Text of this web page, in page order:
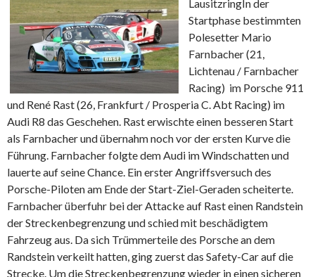
LausitzringIn der
Startphase bestimmten
Polesetter Mario
Farnbacher (21,
Lichtenau / Farnbacher
Racing) im Porsche 911
und René Rast (26, Frankfurt / Prosperia C. Abt Racing) im
Audi R8 das Geschehen. Rast erwischte einen besseren Start
als Farnbacher und übernahm noch vor der ersten Kurve die
Führung. Farnbacher folgte dem Audi im Windschatten und
lauerte auf seine Chance. Ein erster Angriffsversuch des
Porsche-Piloten am Ende der Start-Ziel-Geraden scheiterte.
Farnbacher überfuhr bei der Attacke auf Rast einen Randstein
der Streckenbegrenzung und schied mit beschädigtem
Fahrzeug aus. Da sich Trümmerteile des Porsche an dem
Randstein verkeilt hatten, ging zuerst das Safety-Car auf die
Strecke. Um die Streckenbegrenzung wieder in einen sicheren